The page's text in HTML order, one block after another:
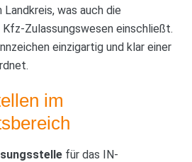
Landkreis, was auch die
Zulassungswesen einschließt.
einzigartig und klar einer
im
für das IN-